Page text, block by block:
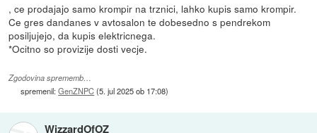
, ce prodajajo samo krompir na trznici, lahko kupis samo krompir.
Ce gres dandanes v avtosalon te dobesedno s pendrekom
posiljujejo, da kupis elektricnega.
*Ocitno so provizije dosti vecje.
Zgodovina sprememb…
spremenil:GenZNPC(5. jul 2025 ob 17:08)
WizzardOfOZ